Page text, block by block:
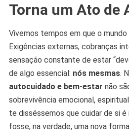
Torna um Ato de
Vivemos tempos em que o mundo
Exigências externas, cobranças
sensação constante de estar
de algo essencial: nós mesmas.
autocuidado e bem-estar não
sobrevivência emocional,
te disséssemos que cuidar de si é
fosse, na verdade, uma nova